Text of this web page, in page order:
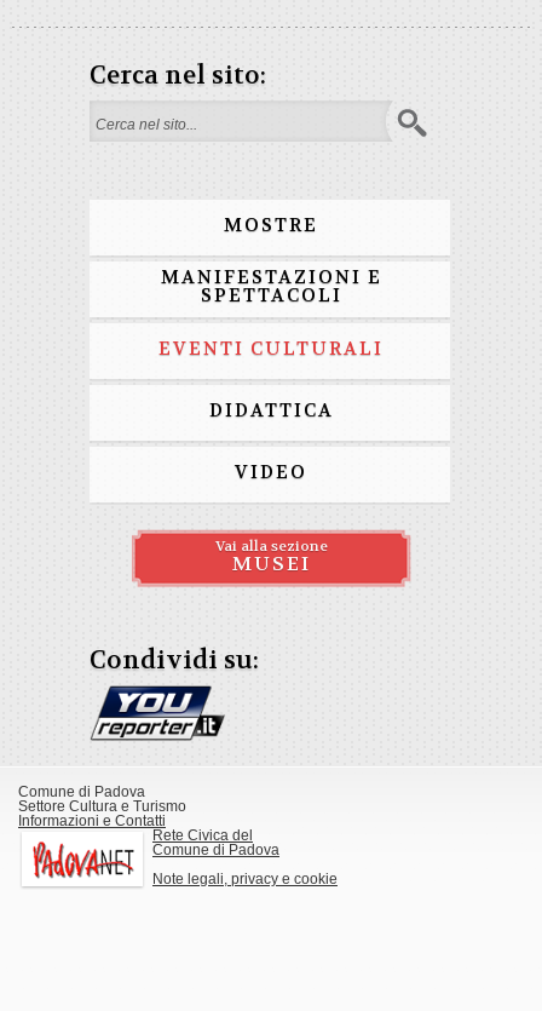
Cerca nel sito:
Search form
MOSTRE
MANIFESTAZIONI E
SPETTACOLI
EVENTI CULTURALI
DIDATTICA
VIDEO
Vai alla sezione
MUSEI
Condividi su:
Comune di Padova
Settore Cultura e Turismo
Informazioni e Contatti
Rete Civica del
Comune di Padova
Note legali, privacy e cookie